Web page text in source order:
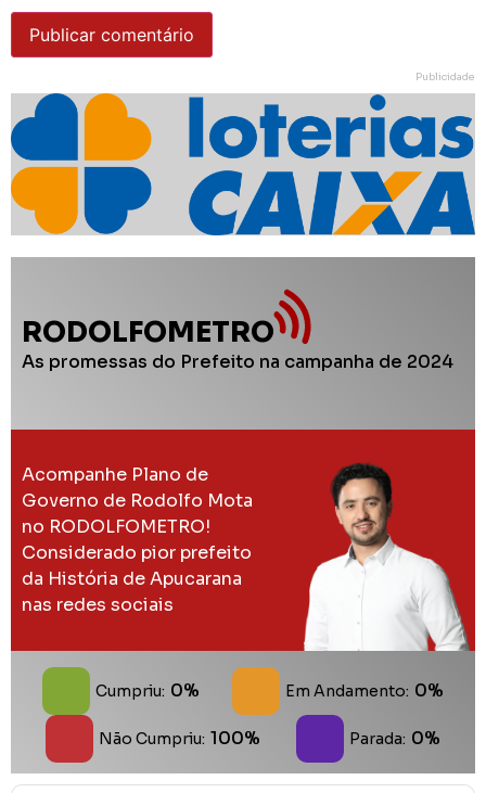
Publicidade
RODOLFOMETRO
As promessas do Prefeito na campanha de 2024
Acompanhe Plano de
Governo de Rodolfo Mota
no RODOLFOMETRO!
Considerado pior prefeito
da História de Apucarana
nas redes sociais
Cumpriu: 0% Em Andamento: 0%
Não Cumpriu: 100% Parada: 0%